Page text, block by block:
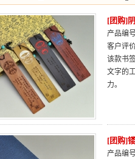
[团购]
产品编
客户评
该款书
文字的
力。
[团购]
产品编